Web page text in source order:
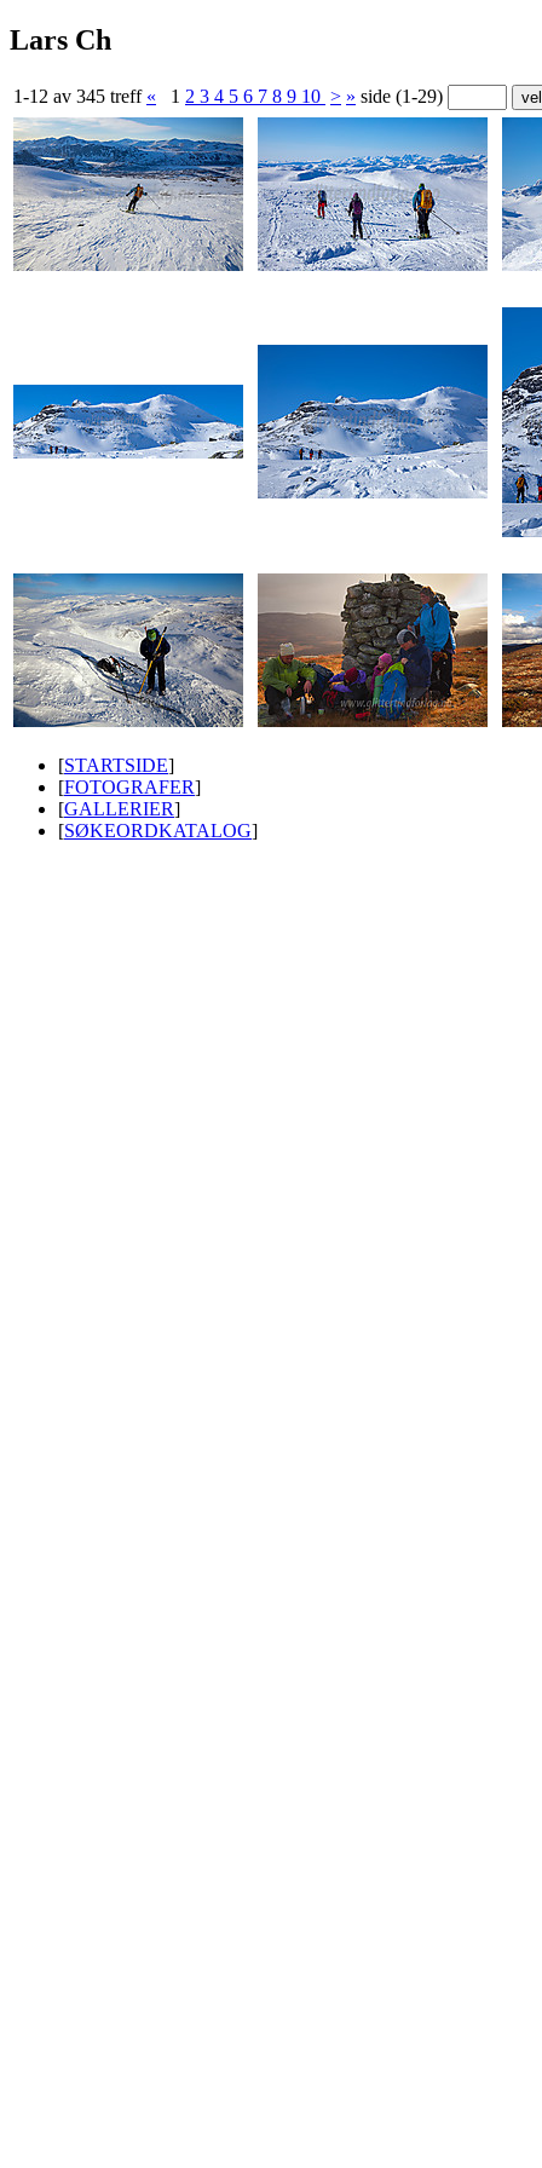
Lars Ch
1-12 av 345 treff « 1 2 3 4 5 6 7 8 9 10 > » side (1-29)
[STARTSIDE]
[FOTOGRAFER]
[GALLERIER]
[SØKEORDKATALOG]